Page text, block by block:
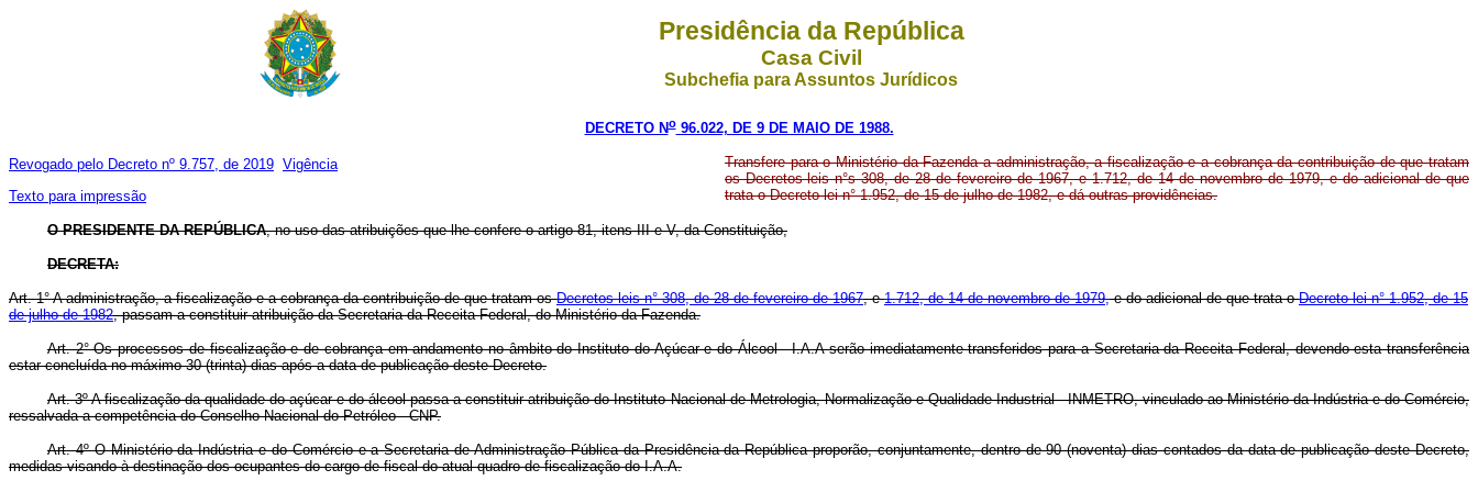
Presidência da República
Casa Civil
Subchefia para Assuntos Jurídicos
DECRETO No96.022, DE 9 DE MAIO DE 1988.
Revogado pelo Decreto nº 9.757, de 2019 Vigência
Texto para impressão
Transfere para o Ministério da Fazenda a administração, a fiscalização e a cobrança da contribuição de que tratam
os Decretos-leis n°s 308, de 28 de fevereiro de 1967, e 1.712, de 14 de novembro de 1979, e do adicional de que
trata o Decreto-lei n° 1.952, de 15 de julho de 1982, e dá outras providências.
O PRESIDENTE DA REPÚBLICA, no uso das atribuições que lhe confere o artigo 81, itens III e V, da Constituição,
DECRETA:
Art. 1° A administração, a fiscalização e a cobrança da contribuição de que tratam osDecretos-leis n° 308, de 28 de fevereiro de 1967, e1.712, de 14 de novembro de 1979,e do adicional de que trata oDecreto-lei n° 1.952, de 15
de julho de 1982, passam a constituir atribuição da Secretaria da Receita Federal, do Ministério da Fazenda.
Art. 2° Os processos de fiscalização e de cobrança em andamento no âmbito do Instituto do Açúcar e do Álcool - I.A.A serão imediatamente transferidos para a Secretaria da Receita Federal, devendo esta transferência
estar concluída no máximo 30 (trinta) dias após a data de publicação deste Decreto.
Art. 3º A fiscalização da qualidade do açúcar e do álcool passa a constituir atribuição do Instituto Nacional de Metrologia, Normalização e Qualidade Industrial - INMETRO, vinculado ao Ministério da Indústria e do Comércio,
ressalvada a competência do Conselho Nacional do Petróleo - CNP.
Art. 4º O Ministério da Indústria e do Comércio e a Secretaria de Administração Pública da Presidência da República proporão, conjuntamente, dentro de 90 (noventa) dias contados da data de publicação deste Decreto,
medidas visando à destinação dos ocupantes do cargo de fiscal do atual quadro de fiscalização do I.A.A.